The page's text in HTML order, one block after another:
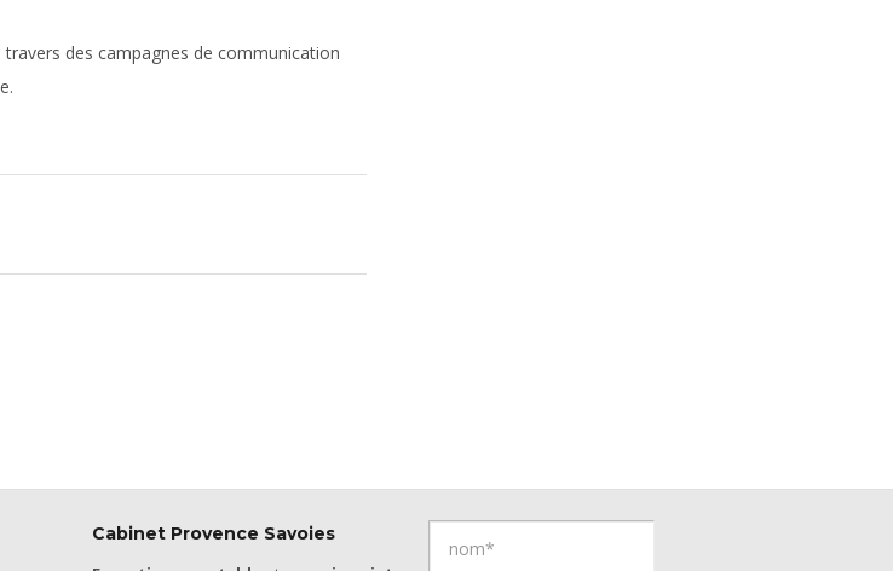
des campagnes de communication
Cabinet Provence Savoies